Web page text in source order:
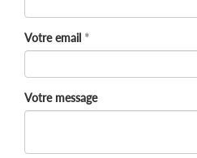
Votre email
Votre message